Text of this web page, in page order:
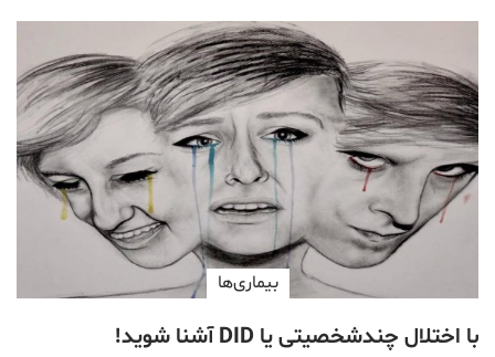
بیماری‌ها
با اختلال چندشخصیتی یا DID آشنا شوید!